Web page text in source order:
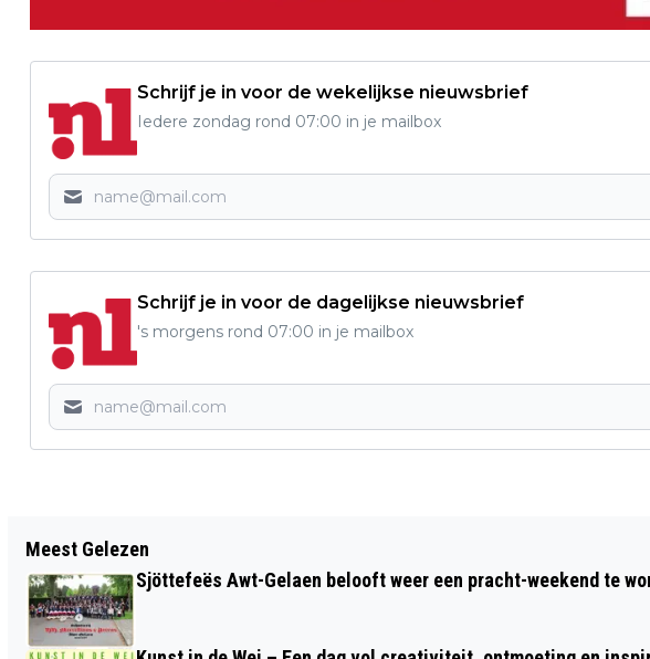
Schrijf je in voor de wekelijkse nieuwsbrief
Iedere zondag rond 07:00 in je mailbox
Schrijf je in voor de dagelijkse nieuwsbrief
's morgens rond 07:00 in je mailbox
MATHIJSEN NIEUWE TECHNISCH
DIRECTEUR FORTUNA SITTARD
OP
Meest Gelezen
Sjöttefeës Awt-Gelaen belooft weer een pracht-weekend te